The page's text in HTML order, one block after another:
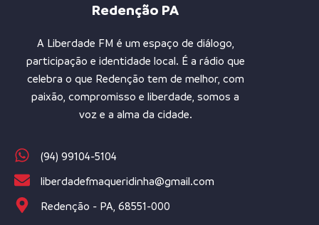
Redenção PA
A Liberdade FM é um espaço de diálogo,
participação e identidade local. É a rádio que
celebra o que Redenção tem de melhor, com
paixão, compromisso e liberdade, somos a
voz e a alma da cidade.
(94) 99104-5104
liberdadefmaqueridinha@gmail.com
Redenção - PA, 68551-000